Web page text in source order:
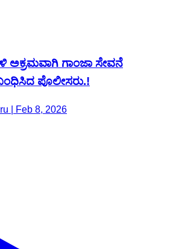
ಅಕ್ರಮವಾಗಿ ಗಾಂಜಾ ಸೇವನೆ
ಬಂಧಿಸಿದ ಪೊಲೀಸರು.!
| Feb 8, 2026